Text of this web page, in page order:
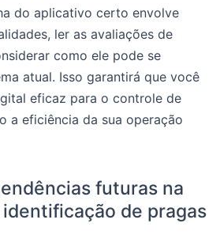
do aplicativo certo envolve
ler as avaliações de
como ele pode se
atual. Isso garantirá que você
eficaz para o controle de
a eficiência da sua operação
futuras na
de pragas